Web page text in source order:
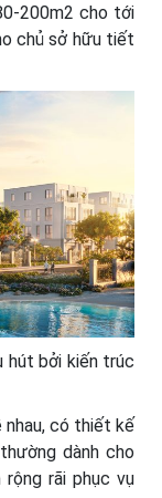
200m2 cho tới
chủ sở hữu tiết
hút bởi kiến trúc
nhau, có thiết kế
dành cho
rãi phục vụ